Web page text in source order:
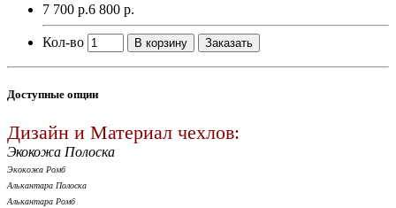
7 700 р.6 800 р.
Кол-во В корзину Заказать
Доступные опции
Дизайн и Материал чехлов:
Экокожа Полоска
Экокожа Ромб
Алькантара Полоска
Алькантара Ромб